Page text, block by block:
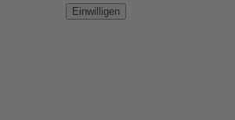
Einwilligen